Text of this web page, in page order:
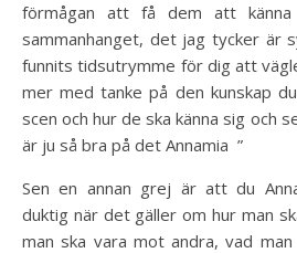
förmågan att få dem att
sammanhanget, det jag tycker är
funnits tidsutrymme för dig att
mer med tanke på den kunskap
scen och hur de ska känna sig och
är ju så bra på det Annamia ”
Sen en annan grej är att du
duktig när det gäller om hur man
man ska vara mot andra, vad